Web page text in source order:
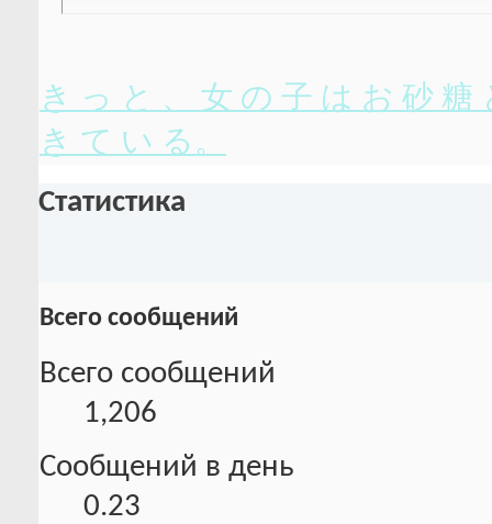
き っ と 、 女 の 子 は お 砂
き て い る。
Статистика
Всего сообщений
Всего сообщений
1,206
Сообщений в день
0.23